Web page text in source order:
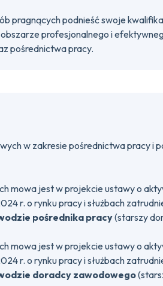
pragnących podnieść swoje
profesjonalnego i
pośrednictwa pracy.
w zakresie pośrednictwa pracy i
mowa jest w projekcie ustawy o
r. o rynku pracy i służbach
pośrednika pracy(starszy
mowa jest w projekcie ustawy o
r. o rynku pracy i służbach
doradcy zawodowego